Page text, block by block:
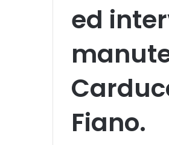
ed
Fiano.